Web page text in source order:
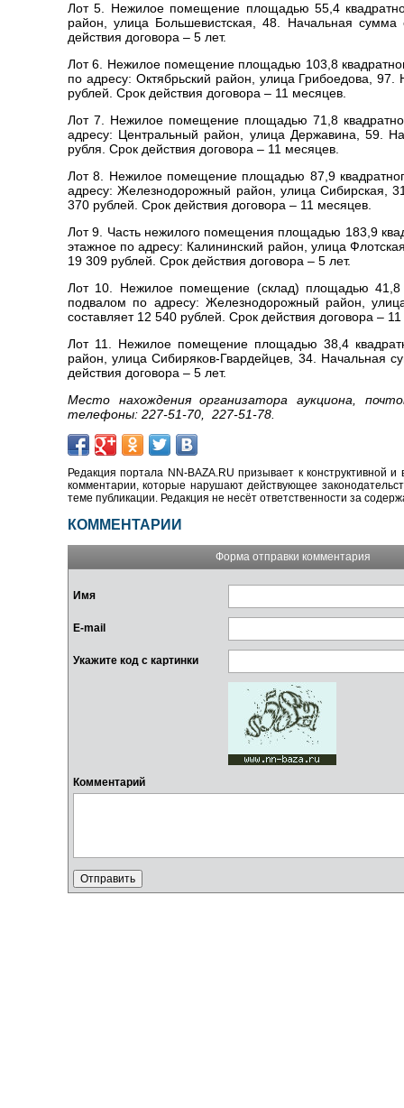
Лот 5. Нежилое помещение площадью 55,4
район, улица Большевистская, 48. Начальная
действия договора – 5 лет.
Лот 6. Нежилое помещение площадью 103,8
по адресу: Октябрьский район, улица Грибоедова,
рублей. Срок действия договора – 11 месяцев.
Лот 7. Нежилое помещение площадью 71,8
адресу: Центральный район, улица Державина, 59.
рубля. Срок действия договора – 11 месяцев.
Лот 8. Нежилое помещение площадью 87,9
адресу: Железнодорожный район, улица Сибирская,
370 рублей. Срок действия договора – 11 месяцев.
Лот 9. Часть нежилого помещения площадью 183,9
этажное по адресу: Калининский район, улица
19 309 рублей. Срок действия договора – 5 лет.
Лот 10. Нежилое помещение (склад) площадью 41,8
подвалом по адресу: Железнодорожный район,
составляет 12 540 рублей. Срок действия договора –
Лот 11. Нежилое помещение площадью 38,4
район, улица Сибиряков-Гвардейцев, 34. Начальная
действия договора – 5 лет.
Место нахождения организатора аукциона,
телефоны: 227-51-70, 227-51-78.
Редакция портала NN-BAZA.RU призывает к конструктивной
комментарии, которые нарушают действующее
теме публикации. Редакция не несёт ответственности за
КОММЕНТАРИИ
Форма отправки комментария
Имя
E-mail
Укажите код с картинки
Комментарий